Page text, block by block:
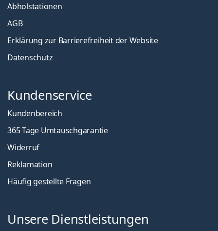
Abholstationen
AGB
Erklärung zur Barrierefreiheit der Website
Datenschutz
Kundenservice
Kundenbereich
365 Tage Umtauschgarantie
Widerruf
Reklamation
Häufig gestellte Fragen
Unsere Dienstleistungen